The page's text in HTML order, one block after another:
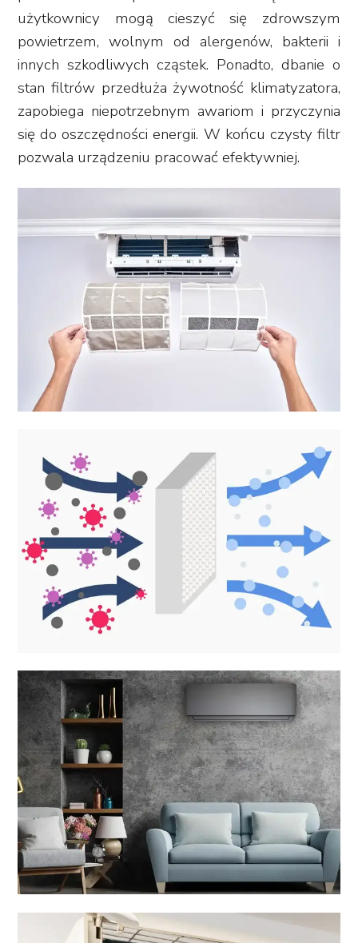
użytkownicy mogą cieszyć się zdrowszym
powietrzem, wolnym od alergenów, bakterii i
innych szkodliwych cząstek. Ponadto, dbanie o
stan filtrów przedłuża żywotność klimatyzatora,
zapobiega niepotrzebnym awariom i przyczynia
się do oszczędności energii. W końcu czysty filtr
pozwala urządzeniu pracować efektywniej.